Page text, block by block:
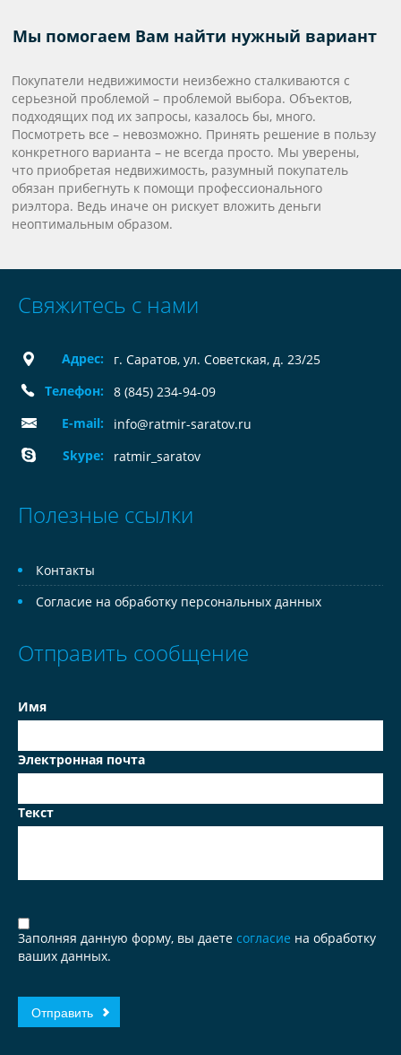
Мы помогаем Вам найти нужный вариант
Покупатели недвижимости неизбежно сталкиваются с
серьезной проблемой – проблемой выбора. Объектов,
подходящих под их запросы, казалось бы, много.
Посмотреть все – невозможно. Принять решение в пользу
конкретного варианта – не всегда просто. Мы уверены,
что приобретая недвижимость, разумный покупатель
обязан прибегнуть к помощи профессионального
риэлтора. Ведь иначе он рискует вложить деньги
неоптимальным образом.
Свяжитесь с нами
Адрес:
г. Саратов, ул. Советская, д. 23/25
Телефон:
8 (845) 234-94-09
E-mail:
info@ratmir-saratov.ru
Skype:
ratmir_saratov
Полезные ссылки
Контакты
Согласие на обработку персональных данных
Отправить сообщение
Имя
Электронная почта
Текст
Заполняя данную форму, вы даете согласие на обработку
ваших данных.